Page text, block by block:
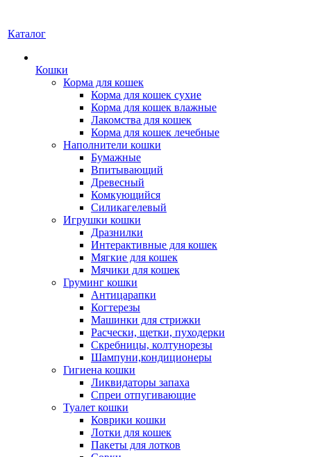
Каталог
Кошки
Корма для кошек
Корма для кошек сухие
Корма для кошек влажные
Лакомства для кошек
Корма для кошек лечебные
Наполнители кошки
Бумажные
Впитывающий
Древесный
Комкующийся
Силикагелевый
Игрушки кошки
Дразнилки
Интерактивные для кошек
Мягкие для кошек
Мячики для кошек
Груминг кошки
Антицарапки
Когтерезы
Машинки для стрижки
Расчески, щетки, пуходерки
Скребницы, колтунорезы
Шампуни,кондиционеры
Гигиена кошки
Ликвидаторы запаха
Спреи отпугивающие
Туалет кошки
Коврики кошки
Лотки для кошек
Пакеты для лотков